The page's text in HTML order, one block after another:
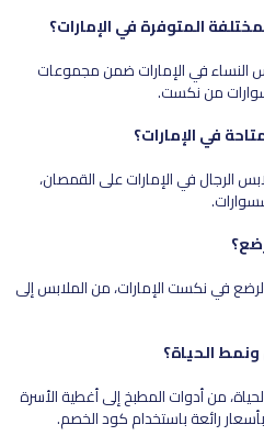
المتوفرة في الإمارات؟
في الإمارات ضمن مجموعات
من نكست.
في الإمارات؟
الرجال في الإمارات على القمصان،
في نكست الإمارات، من الملابس إلى
الحياة؟
من أدوات المطبخ إلى أغطية الأسرة
رائعة باستخدام كود الخصم.